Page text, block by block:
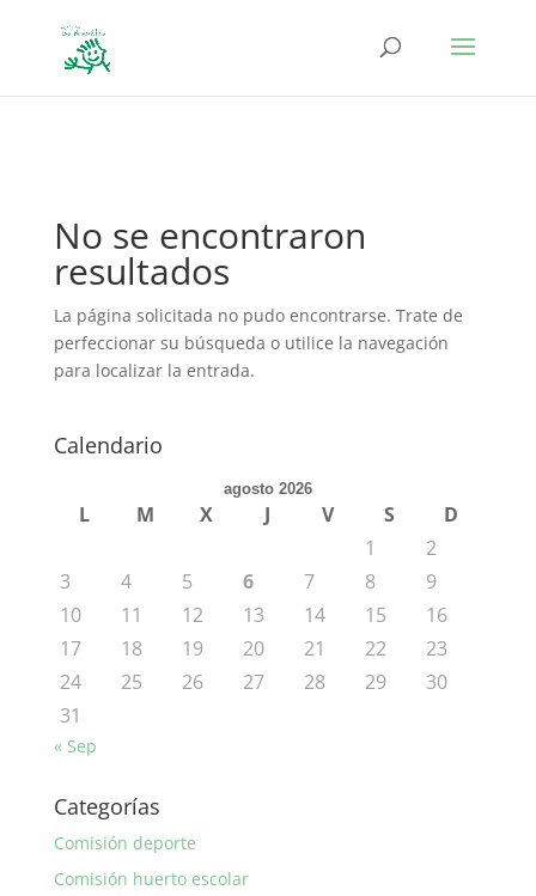
No se encontraron
resultados
La página solicitada no pudo encontrarse. Trate de
perfeccionar su búsqueda o utilice la navegación
para localizar la entrada.
Calendario
agosto 2026
L M X J V S
D
1
2
3
4 5 6 7 8
9
10
11 12 13 14 15
16
17
18 19 20 21 22
23
24
25 26 27 28 29
30
31
« Sep
Categorías
Comisión deporte
Comisión huerto escolar